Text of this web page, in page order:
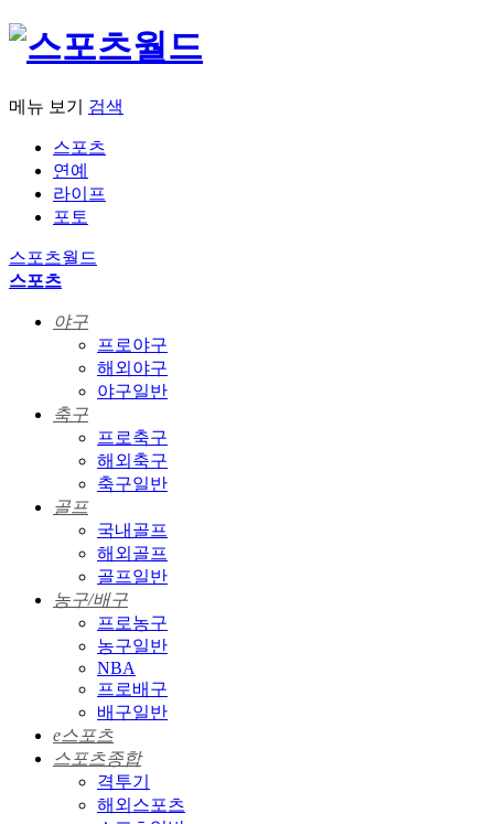
메뉴 보기 검색
스포츠
연예
라이프
포토
스포츠월드
스포츠
야구
프로야구
해외야구
야구일반
축구
프로축구
해외축구
축구일반
골프
국내골프
해외골프
골프일반
농구/배구
프로농구
농구일반
NBA
프로배구
배구일반
e스포츠
스포츠종합
격투기
해외스포츠